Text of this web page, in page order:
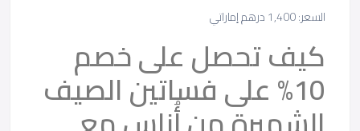
السعر: 1,400 درهم إماراتي
كيف تحصل على خصم
10% على فساتين الصيف